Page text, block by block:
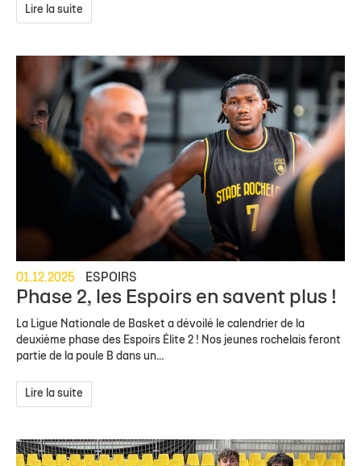
Lire la suite
01.12.2025 ESPOIRS
Phase 2, les Espoirs en savent plus !
La Ligue Nationale de Basket a dévoilé le calendrier de la
deuxième phase des Espoirs Élite 2 ! Nos jeunes rochelais feront
partie de la poule B dans un...
Lire la suite